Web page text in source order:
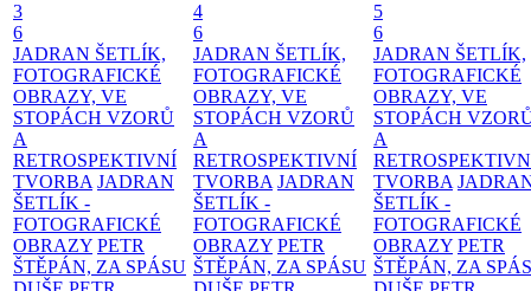
3
6
JADRAN ŠETLÍK,
FOTOGRAFICKÉ
OBRAZY, VE
STOPÁCH VZORŮ
A
RETROSPEKTIVNÍ
TVORBA JADRAN
ŠETLÍK -
FOTOGRAFICKÉ
OBRAZY PETR
ŠTĚPÁN, ZA SPÁSU
4
6
JADRAN ŠETLÍK,
FOTOGRAFICKÉ
OBRAZY, VE
STOPÁCH VZORŮ
A
RETROSPEKTIVNÍ
TVORBA JADRAN
ŠETLÍK -
FOTOGRAFICKÉ
OBRAZY PETR
ŠTĚPÁN, ZA SPÁSU
5
6
JADRAN ŠETLÍK,
FOTOGRAFICKÉ
OBRAZY, VE
STOPÁCH
A
TVORBA
ŠETLÍK -
FOTOGRAFICKÉ
OBRAZY PETR
ŠTĚPÁN, ZA